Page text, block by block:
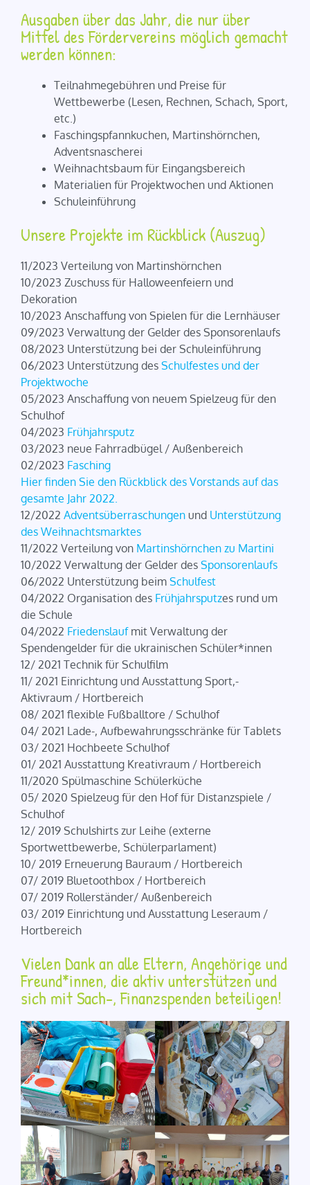
Ausgaben über das Jahr, die nur über
Mittel des Fördervereins möglich gemacht
werden können:
Teilnahmegebühren und Preise für
Wettbewerbe (Lesen, Rechnen, Schach, Sport,
etc.)
Faschingspfannkuchen, Martinshörnchen,
Adventsnascherei
Weihnachtsbaum für Eingangsbereich
Materialien für Projektwochen und Aktionen
Schuleinführung
Unsere Projekte im Rückblick (Auszug)
11/2023 Verteilung von Martinshörnchen
10/2023 Zuschuss für Halloweenfeiern und
Dekoration
10/2023 Anschaffung von Spielen für die Lernhäuser
09/2023 Verwaltung der Gelder des Sponsorenlaufs
08/2023 Unterstützung bei der Schuleinführung
06/2023 Unterstützung des Schulfestes und der
Projektwoche
05/2023 Anschaffung von neuem Spielzeug für den
Schulhof
04/2023 Frühjahrsputz
03/2023 neue Fahrradbügel / Außenbereich
02/2023 Fasching
Hier finden Sie den Rückblick des Vorstands auf das
gesamte Jahr 2022.
12/2022 Adventsüberraschungen und Unterstützung
des Weihnachtsmarktes
11/2022 Verteilung von Martinshörnchen zu Martini
10/2022 Verwaltung der Gelder des Sponsorenlaufs
06/2022 Unterstützung beim Schulfest
04/2022 Organisation des Frühjahrsputzes rund um
die Schule
04/2022 Friedenslaufmit Verwaltung der
Spendengelder für die ukrainischen Schüler*innen
12/ 2021 Technik für Schulfilm
11/ 2021 Einrichtung und Ausstattung Sport,-
Aktivraum / Hortbereich
08/ 2021 flexible Fußballtore / Schulhof
04/ 2021 Lade-, Aufbewahrungsschränke für Tablets
03/ 2021 Hochbeete Schulhof
01/ 2021 Ausstattung Kreativraum / Hortbereich
11/2020 Spülmaschine Schülerküche
05/ 2020 Spielzeug für den Hof für Distanzspiele /
Schulhof
12/ 2019 Schulshirts zur Leihe (externe
Sportwettbewerbe, Schülerparlament)
10/ 2019 Erneuerung Bauraum / Hortbereich
07/ 2019 Bluetoothbox / Hortbereich
07/ 2019 Rollerständer/ Außenbereich
03/ 2019 Einrichtung und Ausstattung Leseraum /
Hortbereich
Vielen Dank an alle Eltern, Angehörige und
Freund*innen, die aktiv unterstützen und
sich mit Sach-, Finanzspenden beteiligen!